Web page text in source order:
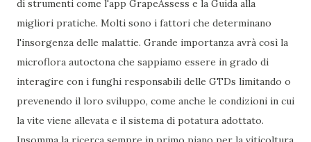
di strumenti come l'app GrapeAssess e la Guida alla
migliori pratiche. Molti sono i fattori che determinano
l'insorgenza delle malattie. Grande importanza avrà così la
microflora autoctona che sappiamo essere in grado di
interagire con i funghi responsabili delle GTDs limitando o
prevenendo il loro sviluppo, come anche le condizioni in cui
la vite viene allevata e il sistema di potatura adottato.